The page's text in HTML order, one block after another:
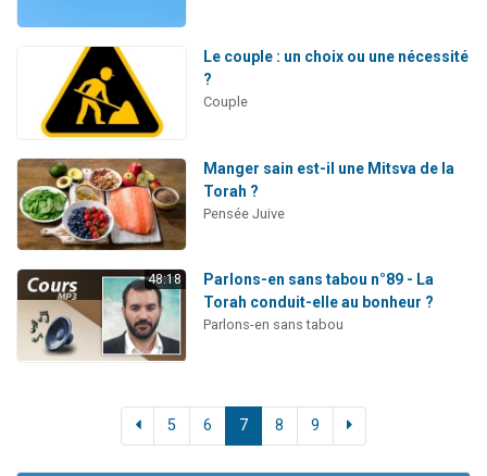
Le couple : un choix ou une nécessité
?
Couple
Manger sain est-il une Mitsva de la
Torah ?
Pensée Juive
48:18
Parlons-en sans tabou n°89 - La
Torah conduit-elle au bonheur ?
Parlons-en sans tabou
5 6 7 8 9